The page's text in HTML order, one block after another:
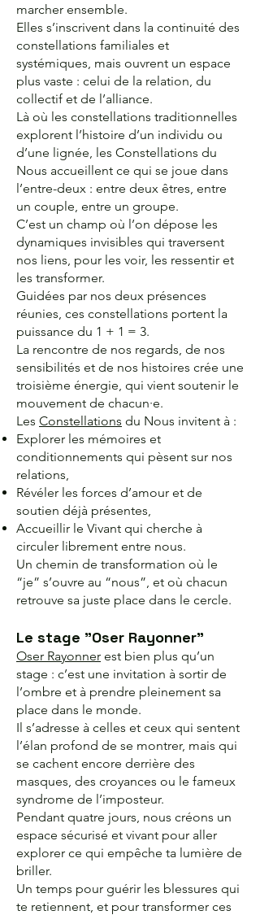
marcher ensemble.
Elles s’inscrivent dans la continuité des
constellations familiales et
systémiques, mais ouvrent un espace
plus vaste : celui de la relation, du
collectif et de l’alliance.
Là où les constellations traditionnelles
explorent l’histoire d’un individu ou
d’une lignée, les Constellations du
Nous accueillent ce qui se joue dans
l’entre-deux : entre deux êtres, entre
un couple, entre un groupe.
C’est un champ où l’on dépose les
dynamiques invisibles qui traversent
nos liens, pour les voir, les ressentir et
les transformer.
Guidées par nos deux présences
réunies, ces constellations portent la
puissance du 1 + 1 = 3.
La rencontre de nos regards, de nos
sensibilités et de nos histoires crée une
troisième énergie, qui vient soutenir le
mouvement de chacun·e.
Les Constellations du Nous invitent à :
Explorer les mémoires et
conditionnements qui pèsent sur nos
relations,
Révéler les forces d’amour et de
soutien déjà présentes,
Accueillir le Vivant qui cherche à
circuler librement entre nous.
Un chemin de transformation où le
“je” s’ouvre au “nous”, et où chacun
retrouve sa juste place dans le cercle.
Le stage "Oser Rayonner"
Oser Rayonner est bien plus qu’un
stage : c’est une invitation à sortir de
l’ombre et à prendre pleinement sa
place dans le monde.
Il s’adresse à celles et ceux qui sentent
l’élan profond de se montrer, mais qui
se cachent encore derrière des
masques, des croyances ou le fameux
syndrome de l’imposteur.
Pendant quatre jours, nous créons un
espace sécurisé et vivant pour aller
explorer ce qui empêche ta lumière de
briller.
Un temps pour guérir les blessures qui
te retiennent, et pour transformer ces